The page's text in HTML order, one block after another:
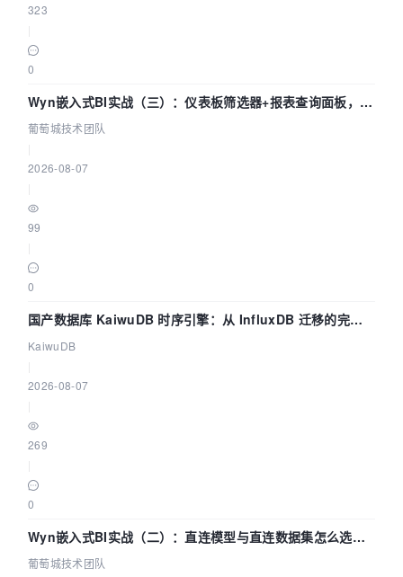
323
0
Wyn嵌入式BI实战（三）：仪表板筛选器+报表查询面板，参
数联动全闭环
葡萄城技术团队
2026-08-07
99
0
国产数据库 KaiwuDB 时序引擎：从 InfluxDB 迁移的完整
技术路径
KaiwuDB
2026-08-07
269
0
Wyn嵌入式BI实战（二）：直连模型与直连数据集怎么选，
参数为什么不生效？| 葡萄城技术团队
葡萄城技术团队